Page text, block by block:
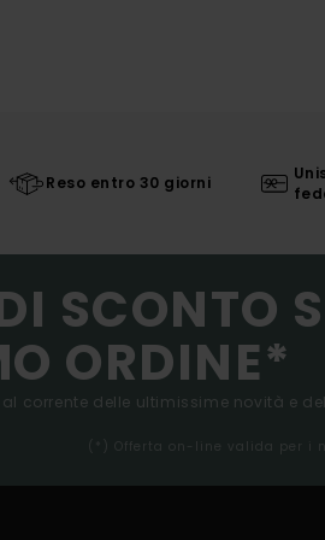
Reso entro 30 giorni
SCONTO
ORDINE*
corrente delle ultimissime novità e
(*) Offerta on-line valida per i